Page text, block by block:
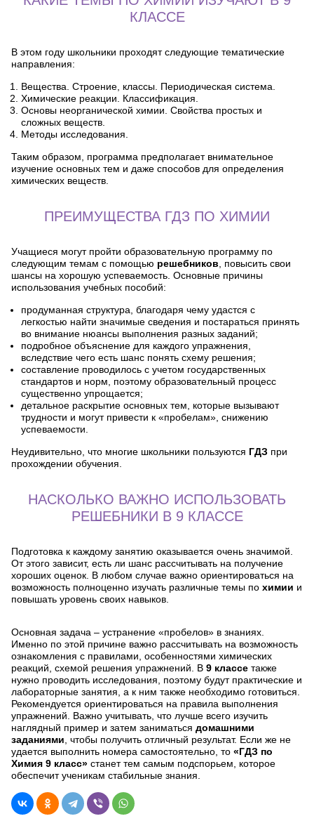
КЛАССЕ
В этом году школьники проходят следующие тематические
направления:
Вещества. Строение, классы. Периодическая система.
Химические реакции. Классификация.
Основы неорганической химии. Свойства простых и
сложных веществ.
Методы исследования.
Таким образом, программа предполагает внимательное
изучение основных тем и даже способов для определения
химических веществ.
ПРЕИМУЩЕСТВА ГДЗ ПО ХИМИИ
Учащиеся могут пройти образовательную программу по
следующим темам с помощью решебников, повысить свои
шансы на хорошую успеваемость. Основные причины
использования учебных пособий:
продуманная структура, благодаря чему удастся с
легкостью найти значимые сведения и постараться принять
во внимание нюансы выполнения разных заданий;
подробное объяснение для каждого упражнения,
вследствие чего есть шанс понять схему решения;
составление проводилось с учетом государственных
стандартов и норм, поэтому образовательный процесс
существенно упрощается;
детальное раскрытие основных тем, которые вызывают
трудности и могут привести к «пробелам», снижению
успеваемости.
Неудивительно, что многие школьники пользуются ГДЗ при
прохождении обучения.
НАСКОЛЬКО ВАЖНО ИСПОЛЬЗОВАТЬ
РЕШЕБНИКИ В 9 КЛАССЕ
Подготовка к каждому занятию оказывается очень значимой.
От этого зависит, есть ли шанс рассчитывать на получение
хороших оценок. В любом случае важно ориентироваться на
возможность полноценно изучать различные темы по химии и
повышать уровень своих навыков.
Основная задача – устранение «пробелов» в знаниях.
Именно по этой причине важно рассчитывать на возможность
ознакомления с правилами, особенностями химических
реакций, схемой решения упражнений. В 9 классе также
нужно проводить исследования, поэтому будут практические и
лабораторные занятия, а к ним также необходимо готовиться.
Рекомендуется ориентироваться на правила выполнения
упражнений. Важно учитывать, что лучше всего изучить
наглядный пример и затем заниматься домашними
заданиями, чтобы получить отличный результат. Если же не
удается выполнить номера самостоятельно, то «ГДЗ по
Химия 9 класс» станет тем самым подспорьем, которое
обеспечит ученикам стабильные знания.